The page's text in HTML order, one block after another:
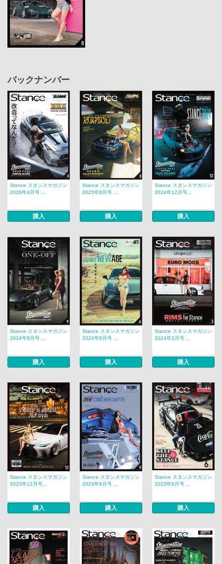
バックナンバー
Stance スタンスマガジン
2026年4月号 ...
購入
Stance スタンスマガジン
2025年8月号 ...
購入
Stance スタンスマガジン
2024年12月号...
購入
Stance スタンスマガジン
2024年9月号 ...
購入
Stance スタンスマガジン
2024年6月号 ...
購入
Stance スタンスマガジン
2024年3月号 ...
購入
Stance スタンスマガジン
2023年12月号...
購入
Stance スタンスマガジン
2023年9月号 ...
購入
Stance スタンスマガジン
2023年6月号 ...
購入